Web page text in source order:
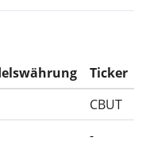
beinhalten
Ticker
CBUT
-